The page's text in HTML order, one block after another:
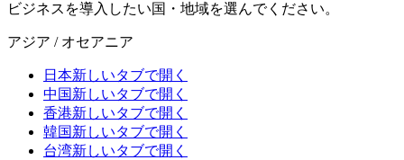
ビジネスを導入したい国・地域を選んでください。
アジア / オセアニア
日本新しいタブで開く
中国新しいタブで開く
香港新しいタブで開く
韓国新しいタブで開く
台湾新しいタブで開く